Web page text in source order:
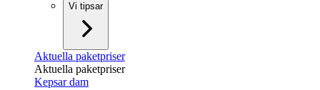
Vi tipsar
Aktuella paketpriser
Aktuella paketpriser
Kepsar dam